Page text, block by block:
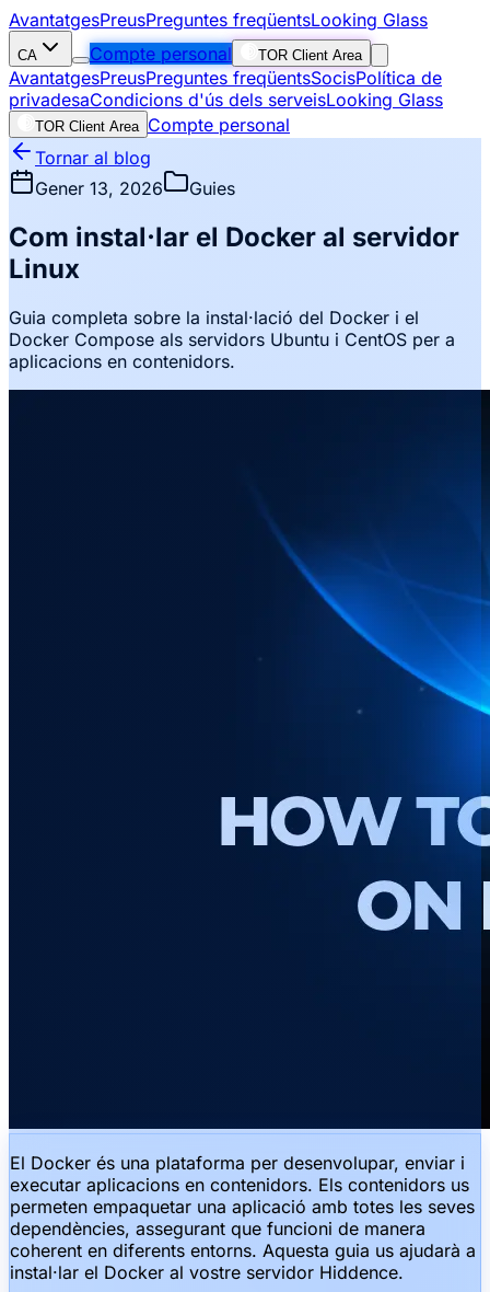
AvantatgesPreusPreguntes freqüentsLooking Glass
CA Compte personal TOR Client Area
AvantatgesPreusPreguntes freqüentsSocisPolítica de
privadesaCondicions d'ús dels serveisLooking Glass
TOR Client Area Compte personal
Tornar al blog
Gener 13, 2026
Guies
Com instal·lar el Docker al servidor
Linux
Guia completa sobre la instal·lació del Docker i el
Docker Compose als servidors Ubuntu i CentOS per a
aplicacions en contenidors.
El Docker és una plataforma per desenvolupar, enviar i
executar aplicacions en contenidors. Els contenidors us
permeten empaquetar una aplicació amb totes les seves
dependències, assegurant que funcioni de manera
coherent en diferents entorns. Aquesta guia us ajudarà a
instal·lar el Docker al vostre servidor Hiddence.